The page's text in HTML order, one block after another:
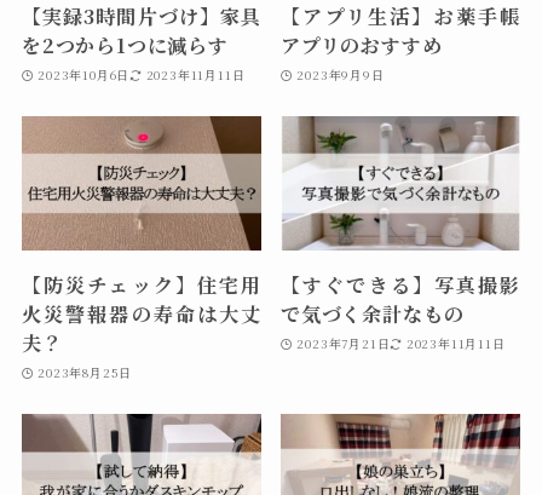
【実録3時間片づけ】家具
を2つから1つに減らす
2023年10月6日 2023年11月11日
【アプリ生活】お薬手帳
アプリのおすすめ
2023年9月9日
【防災チェック】住宅用
火災警報器の寿命は大丈
夫？
2023年8月25日
【すぐできる】写真撮影
で気づく余計なもの
2023年7月21日 2023年11月11日